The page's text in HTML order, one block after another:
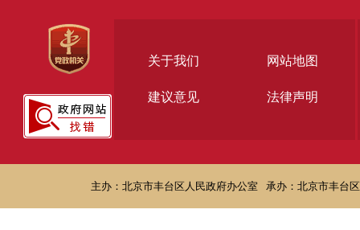
关于我们 网站地图
建议意见 法律声明
主办：北京市丰台区人民政府办公室 承办：北京市丰台